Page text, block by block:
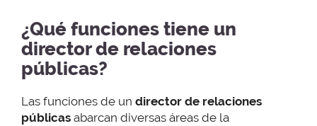
¿Qué funciones tiene un
director de relaciones
públicas?
Las funciones de un director de relaciones
públicas abarcan diversas áreas de la